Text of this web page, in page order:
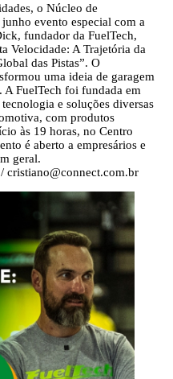
o Núcleo de
evento especial com a
fundador da FuelTech,
Velocidade: A Trajetória da
das Pistas”. O
uma ideia de garagem
A FuelTech foi fundada em
e soluções diversas
com produtos
às 19 horas, no Centro
é aberto a empresários e
geral.
cristiano@connect.com.br